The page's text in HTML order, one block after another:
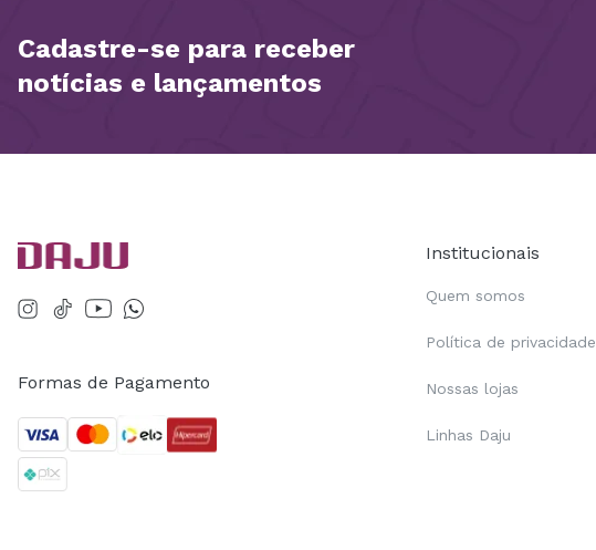
Cadastre-se para receber
notícias e lançamentos
Formas de Pagamento
Institucionais
Quem somos
Política de privacidade
Nossas lojas
Linhas Daju